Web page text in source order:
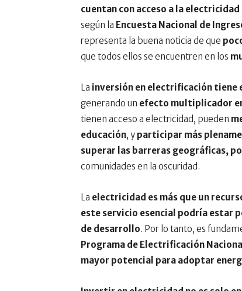
cuentan con acceso a la
según la Encuesta Nacional de
representa la buena noticia de que
que todos ellos se encuentren en los
La inversión en electrificación tiene
generando un efecto multiplicador
tienen acceso a electricidad, pueden
educación, y participar más
superar las barreras geográficas,
comunidades en la oscuridad.
La electricidad es más que un
este servicio esencial podría estar
de desarrollo. Por lo tanto, es
Programa de Electrificación Nacional
mayor potencial para adoptar